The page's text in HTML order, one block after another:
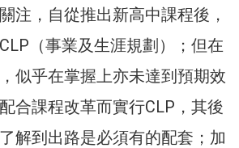
注，自從推出新高中課程後，
（事業及生涯規劃）；但在
似乎在掌握上亦未達到預期效
合課程改革而實行CLP，其後
解到出路是必須有的配套；加